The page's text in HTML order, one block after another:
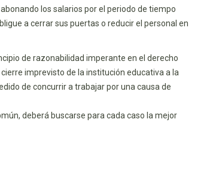
los salarios por el periodo de tiempo
a cerrar sus puertas o reducir el personal en
de razonabilidad imperante en el derecho
imprevisto de la institución educativa a la
de concurrir a trabajar por una causa de
deberá buscarse para cada caso la mejor